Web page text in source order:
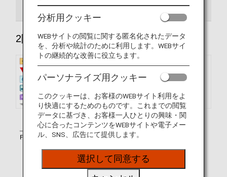
2階席 1階席
2階席
分析用クッキー
WEBサイトの閲覧に関する匿名化されたデータ
を、分析や統計のために利用します。WEBサイ
トの継続的な改善に役立ちます。
パーソナライズ用クッキー
このクッキーは、お客様のWEBサイト利用をよ
り快適にするためのものです。これまでの閲覧
データに基づき、お客様一人ひとりの興味・関
心に合ったコンテンツをWEBサイトや電子メー
ル、SNS、広告にて提供します。
選択して同意する